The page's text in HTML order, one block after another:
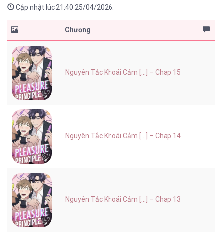
Cập nhật lúc 21:40 25/04/2026.
Chương
Nguyên Tắc Khoái Cảm [...] – Chap 15
Nguyên Tắc Khoái Cảm [...] – Chap 14
Nguyên Tắc Khoái Cảm [...] – Chap 13